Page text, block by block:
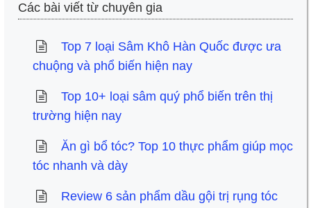
Các bài viết từ chuyên gia
Top 7 loại Sâm Khô Hàn Quốc được ưa
chuộng và phổ biến hiện nay
Top 10+ loại sâm quý phổ biến trên thị
trường hiện nay
Ăn gì bổ tóc? Top 10 thực phẩm giúp mọc
tóc nhanh và dày
Review 6 sản phẩm dầu gội trị rụng tóc